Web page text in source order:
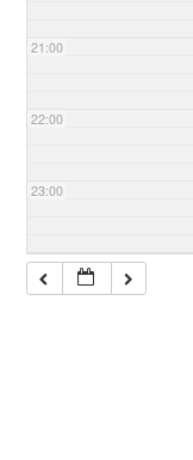
21:00
22:00
23:00